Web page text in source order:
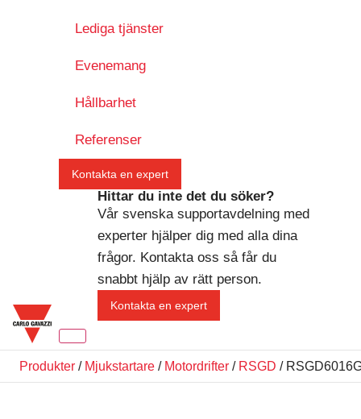
Lediga tjänster
Evenemang
Hållbarhet
Referenser
Kontakta en expert
Hittar du inte det du söker?
Vår svenska supportavdelning med
experter hjälper dig med alla dina
frågor. Kontakta oss så får du
snabbt hjälp av rätt person.
Kontakta en expert
Produkter / Mjukstartare / Motordrifter / RSGD /